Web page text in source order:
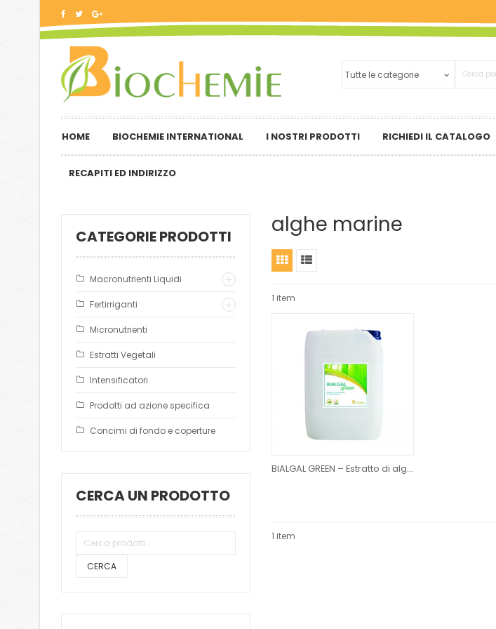
HOME BIOCHEMIE INTERNATIONAL I NOSTRI PRODOTTI RICHIEDI IL CATALOGO
RECAPITI ED INDIRIZZO
CATEGORIE PRODOTTI
Macronutrienti Liquidi
Fertirriganti
Micronutrienti
Estratti Vegetali
Intensificatori
Prodotti ad azione specifica
Concimi di fondo e coperture
CERCA UN PRODOTTO
alghe marine
1 item
BIALGAL GREEN – Estratto di alghe marine
1 item